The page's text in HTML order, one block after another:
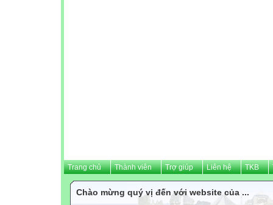
Trang chủ Thành viên Trợ giúp Liên hệ TKB
Chào mừng quý vị đến với website của ...